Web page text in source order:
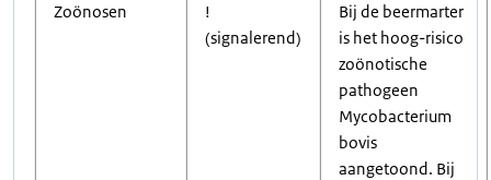
Zoönosen
!
(signalerend)
Bij de beermarter
is het hoog-risico
zoönotische
pathogeen
Mycobacterium
bovis
aangetoond. Bij